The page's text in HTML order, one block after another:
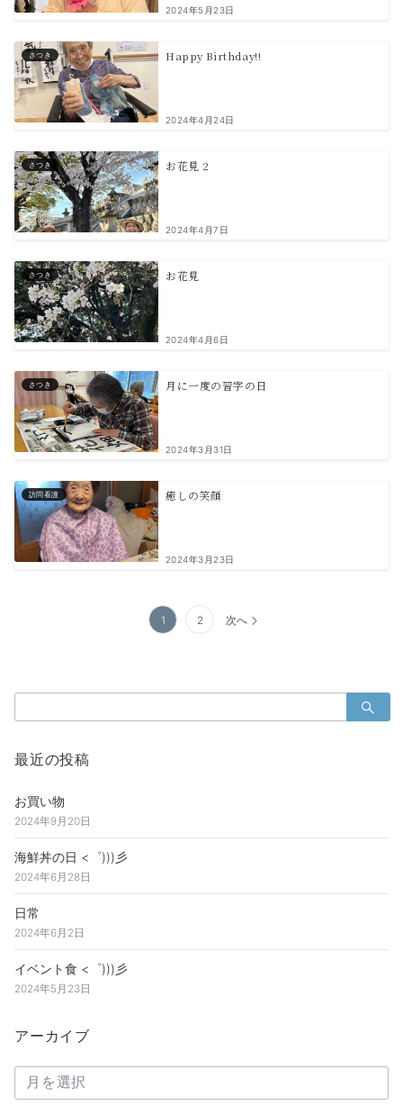
2024年5月23日
さつき Happy Birthday!!
2024年4月24日
さつき お花見 2
2024年4月7日
さつき お花見
2024年4月6日
さつき 月に一度の習字の日
2024年3月31日
訪問看護 癒しの笑顔
2024年3月23日
ー
ョ
1 2 次へ
最近の投稿
お買い物
2024年9月20日
海鮮丼の日 <゜)))彡
2024年6月28日
日常
2024年6月2日
イベント食 <゜)))彡
2024年5月23日
アーカイブ